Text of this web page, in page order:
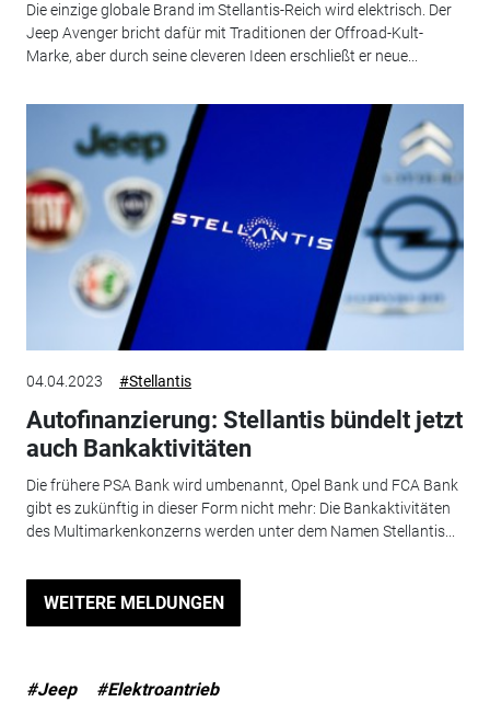
Die einzige globale Brand im Stellantis-Reich wird elektrisch. Der
Jeep Avenger bricht dafür mit Traditionen der Offroad-Kult-
Marke, aber durch seine cleveren Ideen erschließt er neue...
04.04.2023 #Stellantis
Autofinanzierung: Stellantis bündelt jetzt
auch Bankaktivitäten
Die frühere PSA Bank wird umbenannt, Opel Bank und FCA Bank
gibt es zukünftig in dieser Form nicht mehr: Die Bankaktivitäten
des Multimarkenkonzerns werden unter dem Namen Stellantis...
WEITERE MELDUNGEN
#Jeep #Elektroantrieb